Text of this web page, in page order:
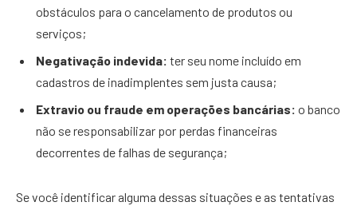
obstáculos para o cancelamento de produtos ou
serviços;
Negativação indevida: ter seu nome incluído em
cadastros de inadimplentes sem justa causa;
Extravio ou fraude em operações bancárias: o banco
não se responsabilizar por perdas financeiras
decorrentes de falhas de segurança;
Se você identificar alguma dessas situações e as tentativas